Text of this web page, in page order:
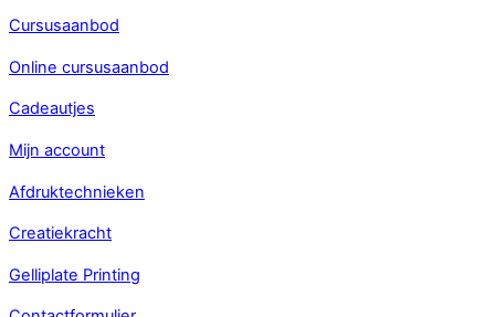
Cursusaanbod
Online cursusaanbod
Cadeautjes
Mijn account
Afdruktechnieken
Creatiekracht
Gelliplate Printing